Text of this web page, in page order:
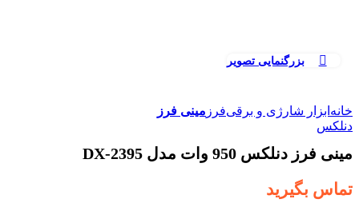
بزرگنمایی تصویر
خانهابزار شارژی و برقیفرز مینی فرز
دنلکس
مینی فرز دنلکس 950 وات مدل DX-2395
تماس بگیرید